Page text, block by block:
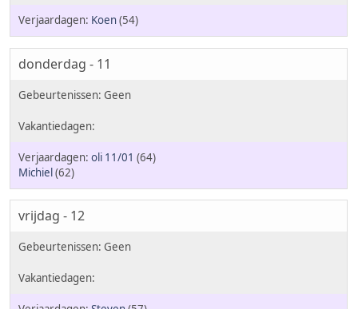
Koen(54)
donderdag - 11
oli 11/01 (64)
Michiel(62)
vrijdag - 12